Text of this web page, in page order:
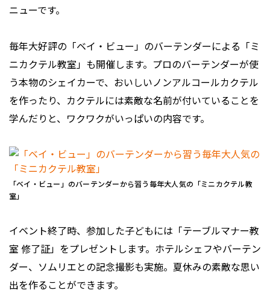
ニューです。
毎年大好評の「ベイ・ビュー」のバーテンダーによる「ミ
ニカクテル教室」も開催します。プロのバーテンダーが使
う本物のシェイカーで、おいしいノンアルコールカクテル
を作ったり、カクテルには素敵な名前が付いていることを
学んだりと、ワクワクがいっぱいの内容です。
「ベイ・ビュー」のバーテンダーから習う毎年大人気の「ミニカクテル教
室」
イベント終了時、参加した子どもには「テーブルマナー教
室 修了証」をプレゼントします。ホテルシェフやバーテン
ダー、ソムリエとの記念撮影も実施。夏休みの素敵な思い
出を作ることができます。